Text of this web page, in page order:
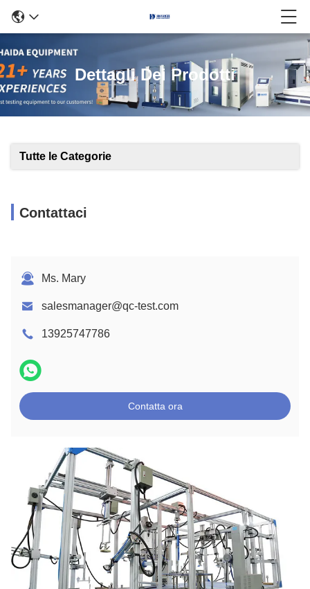
Dettagli Dei Prodotti
Tutte le Categorie
Contattaci
Ms. Mary
salesmanager@qc-test.com
13925747786
Contatta ora